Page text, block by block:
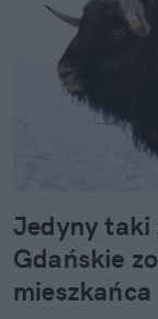
Jedyny taki
Gdańskie
mieszkańca